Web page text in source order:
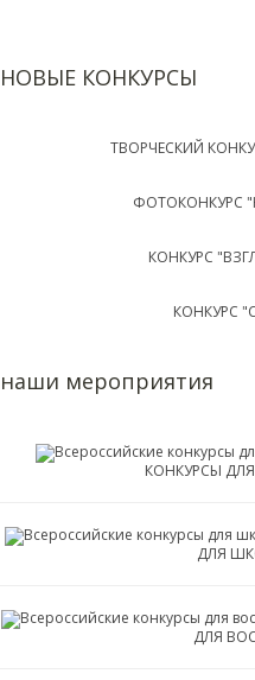
НОВЫЕ КОНКУРСЫ
ТВОРЧЕСКИЙ
ФОТОКОНКУРС
КОНКУРС
КОНКУРС
наши мероприятия
КОНКУРСЫ
ДЛЯ
ДЛЯ